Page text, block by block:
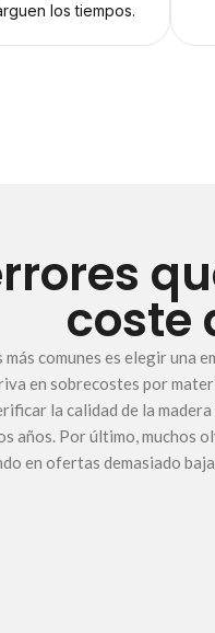
los tiempos.
coste
comunes es elegir una
en sobrecostes por
la calidad de la
años. Por último, muchos
en ofertas demasiado